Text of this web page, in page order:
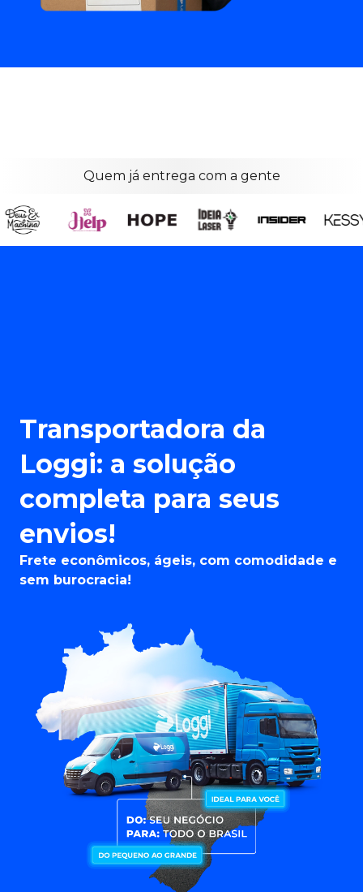
Quem já entrega com a gente
Transportadora da
Loggi: a solução
completa para seus
envios!
Frete econômicos, ágeis, com comodidade e
sem burocracia!